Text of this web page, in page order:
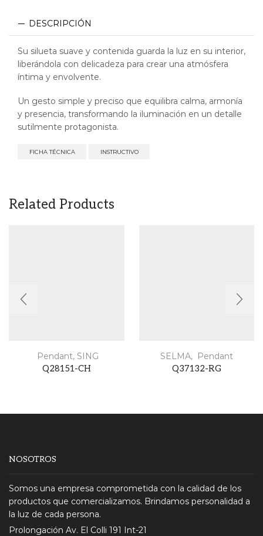
DESCRIPCIÓN
Su silueta suave y contenida guarda la luz en su interior,
liberándola con delicadeza para crear una atmósfera
íntima y envolvente.
Un gesto simple y preciso que equilibra calma, armonía
y presencia, transformando la iluminación en un detalle
sutilmente protagonista.
FICHA TÉCNICA INSTRUCTIVO
Related Products
Pendant, SING
Q28151-CH
SELMA, Pendant
Q37132-RG
NOSOTROS
Somos una empresa comprometida con la calidad de los
productos que comercializamos. Brindamos personalidad a
la luz de cada persona.
Prolongación Av. El Colli 191 Int-21